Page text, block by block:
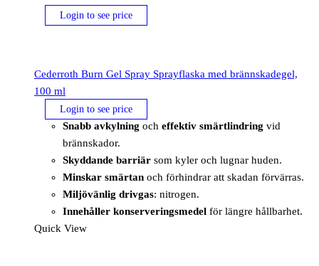
Login to see price
Cederroth Burn Gel Spray Sprayflaska med brännskadegel,
100 ml
Login to see price
Snabb avkylning och effektiv smärtlindring vid
brännskador.
Skyddande barriär som kyler och lugnar huden.
Minskar smärtan och förhindrar att skadan förvärras.
Miljövänlig drivgas: nitrogen.
Innehåller konserveringsmedel för längre hållbarhet.
Quick View